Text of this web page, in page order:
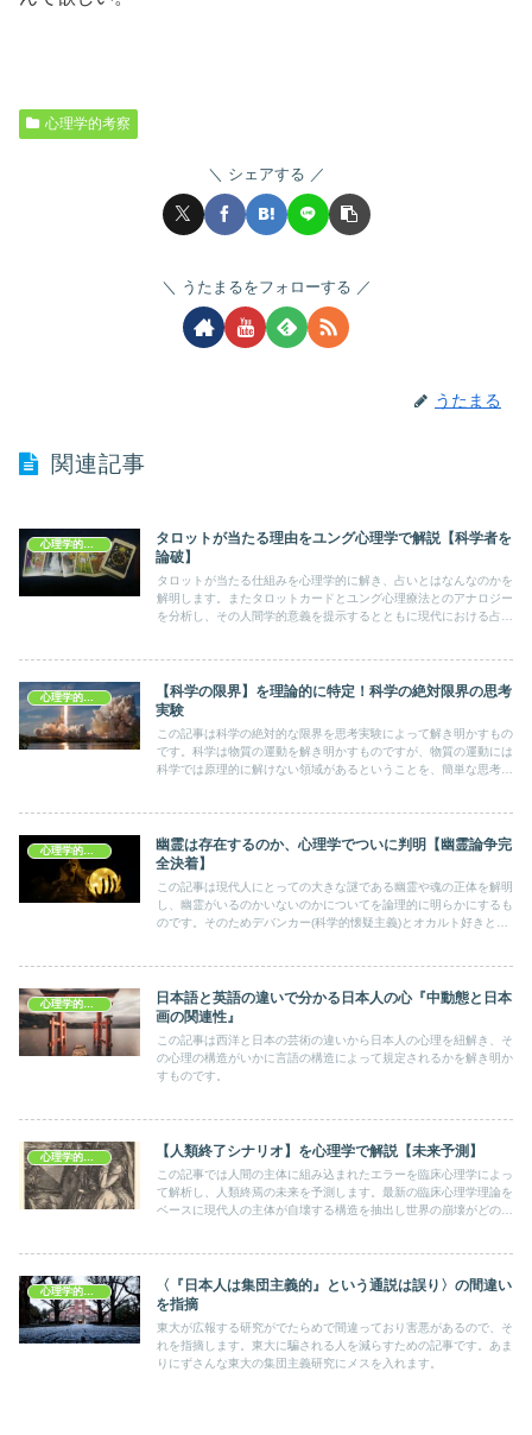
心理学的考察
シェアする
うたまるをフォローする
うたまる
関連記事
心理学的考察
タロットが当たる理由をユング心理学で解説【科学者を
論破】
タロットが当たる仕組みを心理学的に解き、占いとはなんなのかを
解明します。またタロットカードとユング心理療法とのアナロジー
を分析し、その人間学的意義を提示するとともに現代における占い
心理学的考察
【科学の限界】を理論的に特定！科学の絶対限界の思考
実験
この記事は科学の絶対的な限界を思考実験によって解き明かすもの
です。科学は物質の運動を解き明かすものですが、物質の運動には
科学では原理的に解けない領域があるということを、簡単な思考実
心理学的考察
幽霊は存在するのか、心理学でついに判明【幽霊論争完
全決着】
この記事は現代人にとっての大きな謎である幽霊や魂の正体を解明
し、幽霊がいるのかいないのかについてを論理的に明らかにするも
のです。そのためデバンカー(科学的懐疑主義)とオカルト好きとの
日本語と英語の違いで分かる日本人の心『中動態と日本
画の関連性』
この記事は西洋と日本の芸術の違いから日本人の心理を紐解き、そ
の心理の構造がいかに言語の構造によって規定されるかを解き明か
すものです。
【人類終了シナリオ】を心理学で解説【未来予測】
この記事では人間の主体に組み込まれたエラーを臨床心理学によっ
て解析し、人類終焉の未来を予測します。最新の臨床心理学理論を
ベースに現代人の主体が自壊する構造を抽出し世界の崩壊がどのよ
〈『日本人は集団主義的』という通説は誤り〉の間違い
を指摘
東大が広報する研究がでたらめで間違っており害悪があるので、そ
れを指摘します。東大に騙される人を減らすための記事です。あま
りにずさんな東大の集団主義研究にメスを入れます。